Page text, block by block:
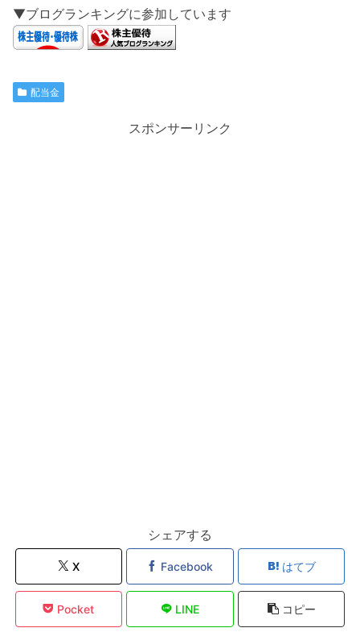
▼ブログランキングに参加しています
配当金
スポンサーリンク
シェアする
X Facebook はてブ
Pocket LINE コピー